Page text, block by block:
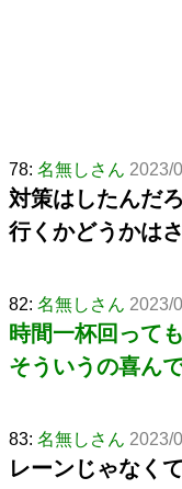
78: 名無しさん 2023/
対策はしたんだ
行くかどうかは
82: 名無しさん 2023/
時間一杯回って
そういうの喜ん
83: 名無しさん 2023/
レーンじゃなく